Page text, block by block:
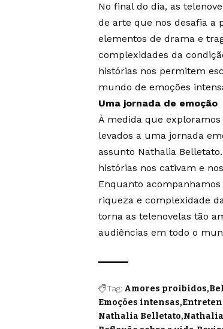
No final do dia, as
de arte que nos desafia a
elementos de drama e
complexidades da
histórias nos permitem
mundo de emoções
Uma jornada de emoção
À medida que
levados a uma jornada
assunto Nathalia
histórias nos cativam e
Enquanto
riqueza e complexidade
torna as telenovelas tão
audiências em todo o
Tag: Amores proibidos
Emoções intensas
Nathalia Belletato